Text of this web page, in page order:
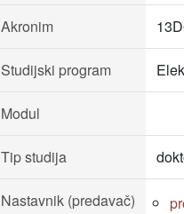
Akronim
Studijski program
Modul
Tip studija
Nastavnik (predavač)